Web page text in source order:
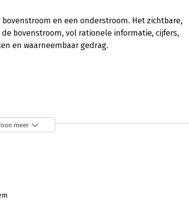
en een onderstroom. Het zichtbare,
bovenstroom, vol rationele informatie, cijfers,
en waarneembaar gedrag.
alleen hebben we namelijk in het meenemen van
genoeg. Om een goed verhaal te kunnen
meer